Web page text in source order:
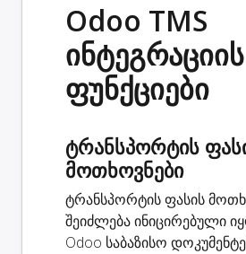
Odoo TMS
ინტეგრაციის
ფუნქციები
ტრანსპორტის
მოთხოვნები
ტრანსპორტის ფასის
შეიძლება ინიცირებული
Odoo საბაზისო